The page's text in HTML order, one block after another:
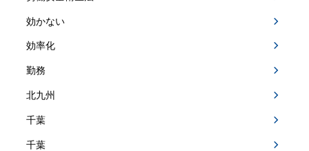
効かない
効率化
勤務
北九州
千葉
千葉